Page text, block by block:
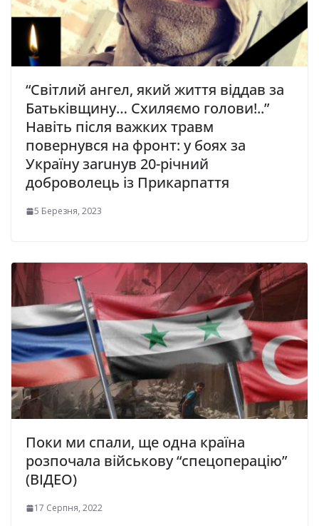
“Світлий ангел, який життя віддав за
Батьківщину… Схиляємо голови!..”
Навіть після важких травм
повернувся на фронт: у боях за
Україну заruнув 20-річний
доброволець із Прикарпаття
5 Березня, 2023
Поки ми спали, ще одна країна
розпочала військову “спецоперацію”
(ВІДЕО)
17 Серпня, 2022